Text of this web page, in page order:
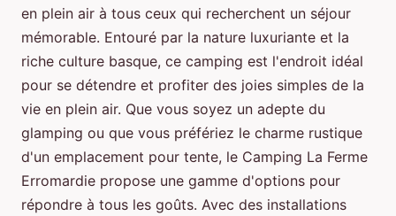
en plein air à tous ceux qui recherchent un séjour
mémorable. Entouré par la nature luxuriante et la
riche culture basque, ce camping est l'endroit idéal
pour se détendre et profiter des joies simples de la
vie en plein air. Que vous soyez un adepte du
glamping ou que vous préfériez le charme rustique
d'un emplacement pour tente, le Camping La Ferme
Erromardie propose une gamme d'options pour
répondre à tous les goûts. Avec des installations